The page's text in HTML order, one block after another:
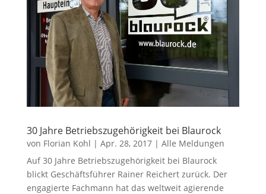
30 Jahre Betriebszugehörigkeit bei Blaurock
von Florian Kohl | Apr. 28, 2017| Alle Meldungen
Auf 30 Jahre Betriebszugehörigkeit bei Blaurock
blickt Geschäftsführer Rainer Reichert zurück. Der
engagierte Fachmann hat das weltweit agierende